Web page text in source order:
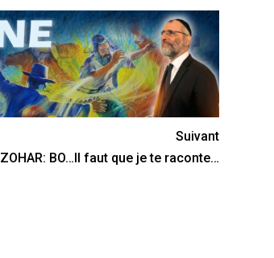
Suivant
ZOHAR: BO…Il faut que je te raconte…